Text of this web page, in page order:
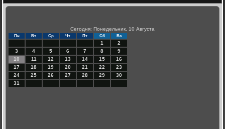
Сегодня: Понедельник, 10 Августа
Пн Вт Ср Чт Пт Сб Вс
1
2
3
4 5 6 7 8
9
10
11 12 13 14 15
16
17
18 19 20 21 22
23
24
25 26 27 28 29
30
31